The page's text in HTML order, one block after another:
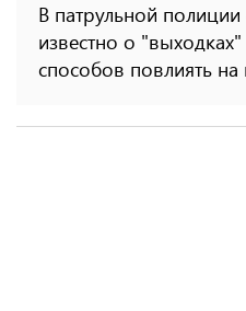
В патрульной
известно о
способов повлиять на